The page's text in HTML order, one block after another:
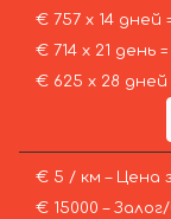
€ 757 х 14 дней
€ 714 х 21 день
€ 625 х 28 дней
€ 5 / км – Цена
€ 15000 –